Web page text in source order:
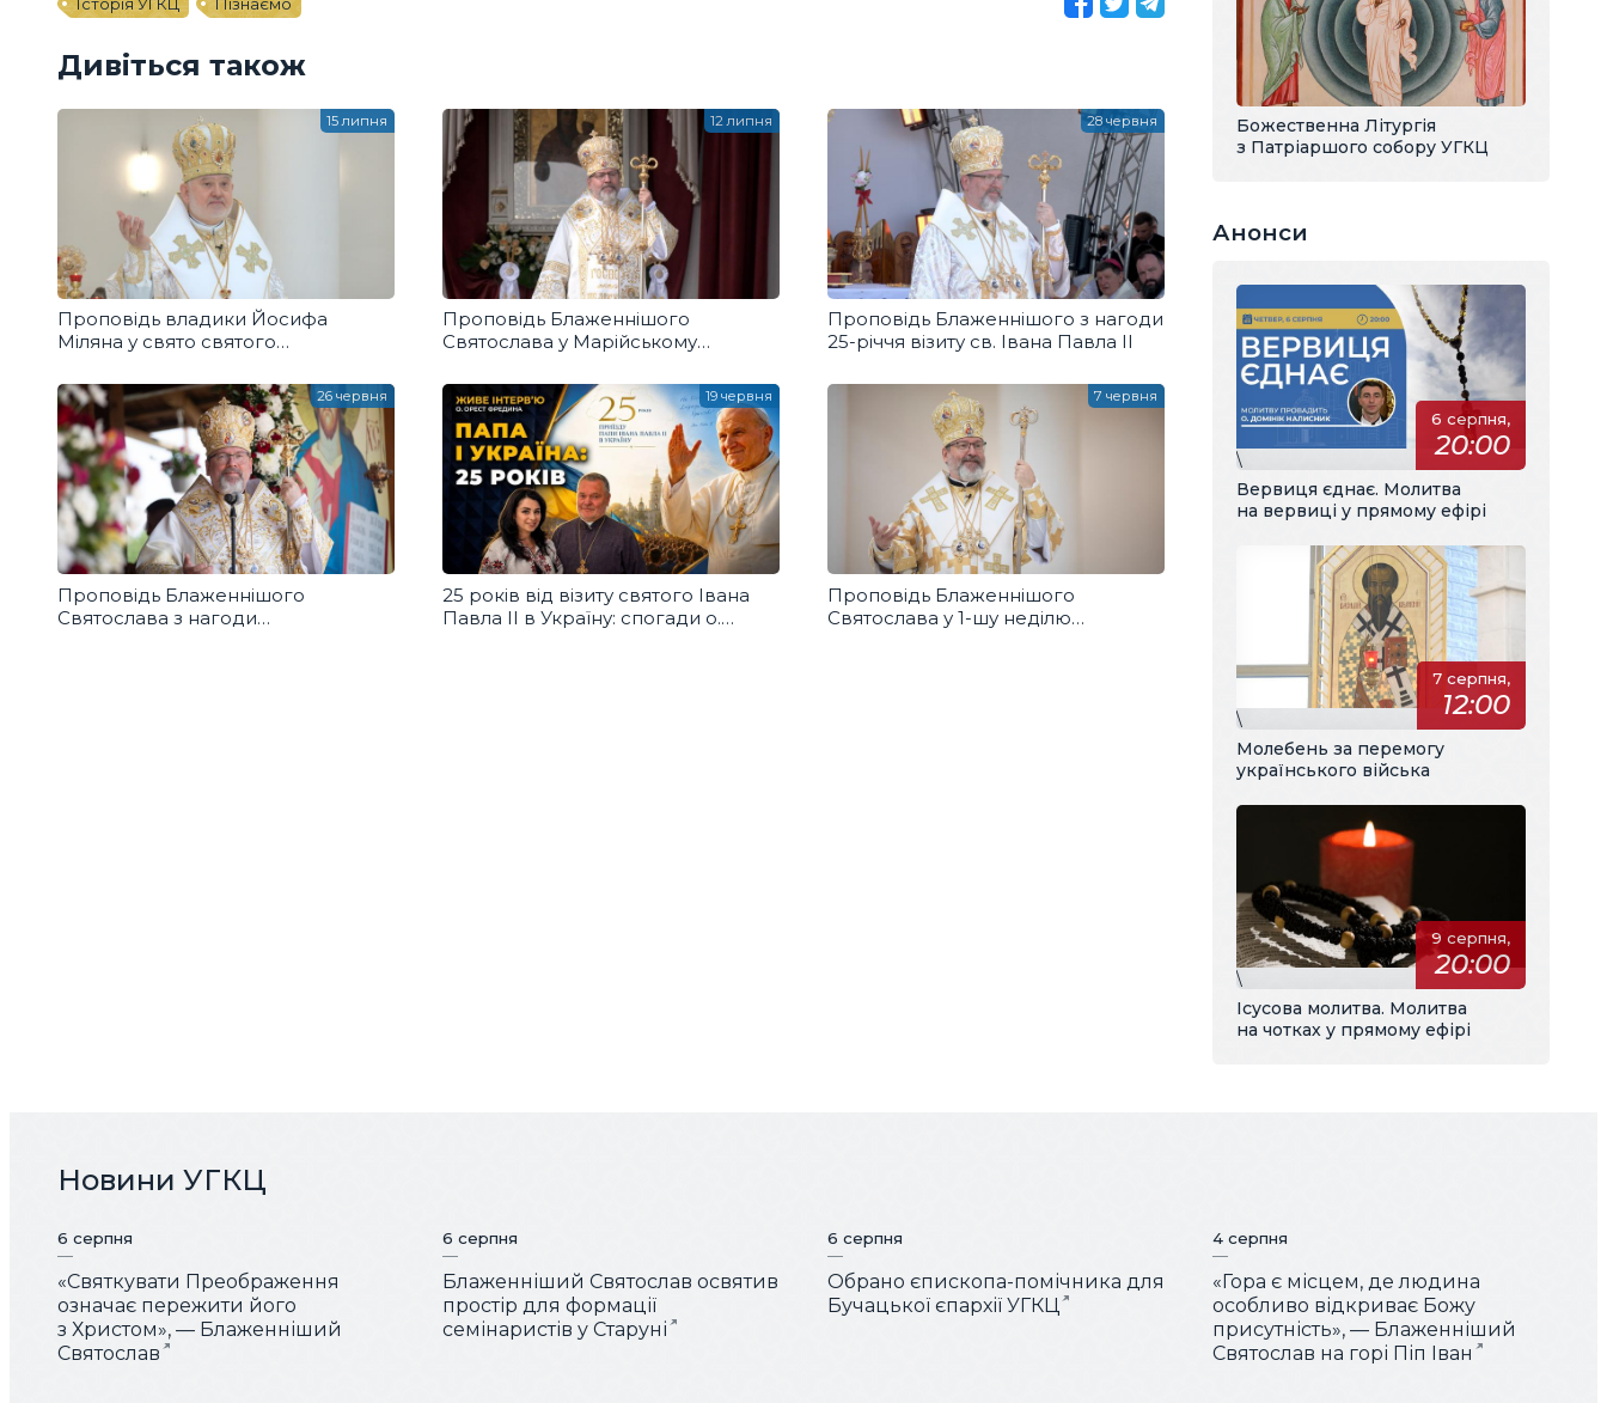
Історія УГКЦ Пізнаємо
Дивіться також
Проповідь владики Йосифа
Міляна у свято святого
15 липня
Проповідь Блаженнішого
Святослава у Марійському
12 липня
Проповідь Блаженнішого з нагоди
25-річчя візиту св. Івана Павла ІІ
28 червня
Проповідь Блаженнішого
Святослава з нагоди
26 червня
25 років від візиту святого Івана
Павла ІІ в Україну: спогади о.
19 червня
Проповідь Блаженнішого
Святослава у 1-шу неділю
7 червня
Божественна Літургія
з Патріаршого собору УГКЦ
Анонси
6 серпня,
20:00
\
Вервиця єднає. Молитва
на вервиці у прямому ефірі
7 серпня,
12:00
\
Молебень за перемогу
українського війська
9 серпня,
20:00
\
Ісусова молитва. Молитва
на чотках у прямому ефірі
Новини УГКЦ
6 серпня
«Святкувати Преображення
означає пережити його
з Христом», — Блаженніший
Святослав
6 серпня
Блаженніший Святослав освятив
простір для формації
семінаристів у Старуні
6 серпня
Обрано єпископа-помічника для
Бучацької єпархії УГКЦ
4 серпня
«Гора є місцем, де людина
особливо відкриває Божу
присутність», — Блаженніший
Святослав на горі Піп Іван